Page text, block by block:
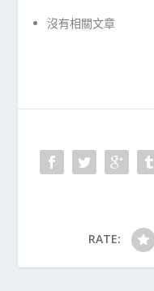
沒有相關文章
RATE: